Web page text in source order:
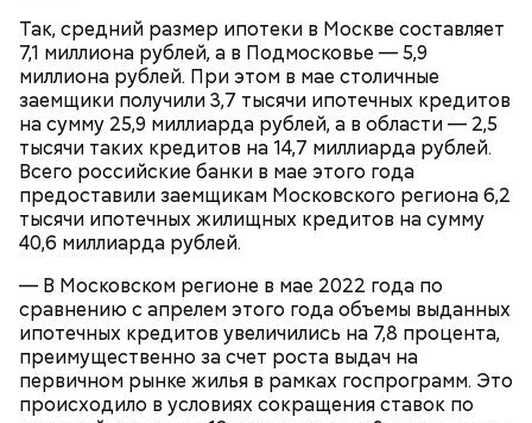
Так, средний размер ипотеки в Москве составляет
7,1 миллиона рублей, а в Подмосковье — 5,9
миллиона рублей. При этом в мае столичные
заемщики получили 3,7 тысячи ипотечных кредитов
на сумму 25,9 миллиарда рублей, а в области — 2,5
тысячи таких кредитов на 14,7 миллиарда рублей.
Всего российские банки в мае этого года
предоставили заемщикам Московского региона 6,2
тысячи ипотечных жилищных кредитов на сумму
40,6 миллиарда рублей.
— В Московском регионе в мае 2022 года по
сравнению с апрелем этого года объемы выданных
ипотечных кредитов увеличились на 7,8 процента,
преимущественно за счет роста выдач на
первичном рынке жилья в рамках госпрограмм. Это
происходило в условиях сокращения ставок по
Внутри Мавзолея находится траурный зал, где
покоится тело Ленина. Он оформлен в темных и
красных тонах. Тело Владимира Ильича
Московский зоопарк
— Не люблю, когда велосипеды где ни попадя
оставляют. Иногда пытаешься зайти в метро, а у
входа велосипед. И ты просишь: мол, уберите —
там же ведь специальные подставки есть для
велосипедов. Но без толку: на подставки не ставят,
а ставят у дверей. И это прямо мешает очень
сильно, — сказал Иван, 19 лет.